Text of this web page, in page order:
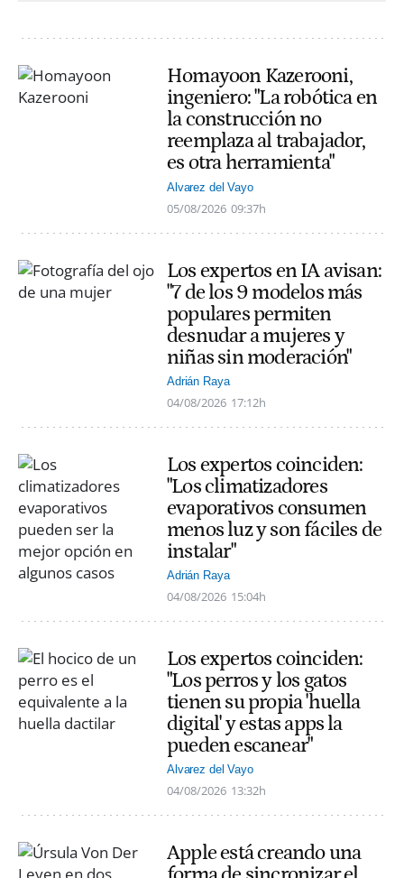
Homayoon Kazerooni,
ingeniero: "La robótica en
la construcción no
reemplaza al trabajador,
es otra herramienta"
Alvarez del Vayo
05/08/2026 09:37h
Los expertos en IA avisan:
"7 de los 9 modelos más
populares permiten
desnudar a mujeres y
niñas sin moderación"
Adrián Raya
04/08/2026 17:12h
Los expertos coinciden:
"Los climatizadores
evaporativos consumen
menos luz y son fáciles de
instalar"
Adrián Raya
04/08/2026 15:04h
Los expertos coinciden:
"Los perros y los gatos
tienen su propia 'huella
digital' y estas apps la
pueden escanear"
Alvarez del Vayo
04/08/2026 13:32h
Apple está creando una